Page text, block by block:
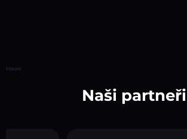
Hlavní
Naši partneři